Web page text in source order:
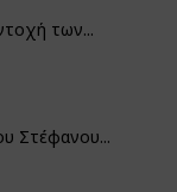
των...
Στέφανου...